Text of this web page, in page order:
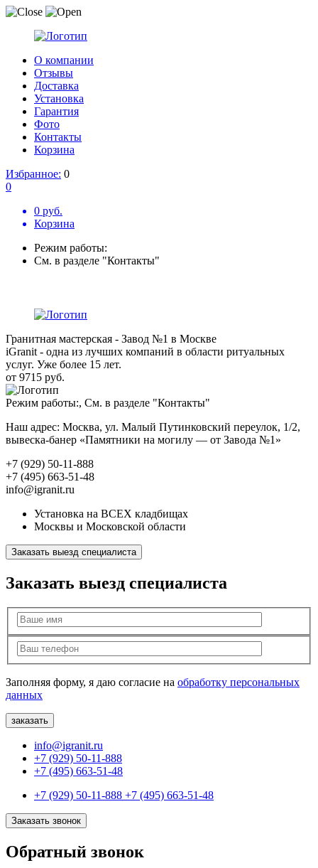
О компании
Отзывы
Доставка
Установка
Гарантия
Фото
Контакты
Корзина
Избранное: 0
0
0 руб.
Корзина
Режим работы:
См. в разделе "Контакты"
Гранитная мастерская - Завод №1 в Москве
iGranit - одна из лучших компаний в области ритуальных
услуг. Уже более 15 лет.
от 9715 руб.
Режим работы:, См. в разделе "Контакты"
Наш адрес: Москва, ул. Малый Путинковский переулок, 1/2,
вывеска-банер «Памятники на могилу — от Завода №1»
+7 (929) 50-11-888
+7 (495) 663-51-48
info@igranit.ru
Установка на ВСЕХ кладбищах
Москвы и Московской области
Заказать выезд специалиста
Заказать выезд специалиста
Заполняя форму, я даю согласие на обработку персональных
данных
info@igranit.ru
+7 (929) 50-11-888
+7 (495) 663-51-48
+7 (929) 50-11-888 +7 (495) 663-51-48
Заказать звонок
Обратный звонок